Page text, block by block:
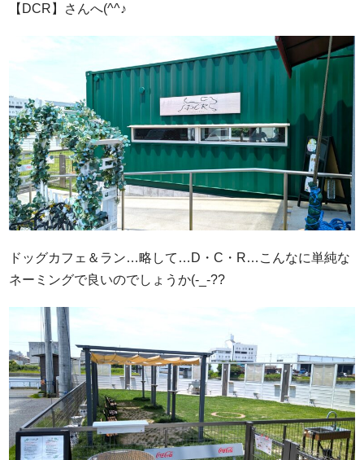
【DCR】さんへ(^^♪
ドッグカフェ＆ラン…略して…D・C・R…こんなに単純な
ネーミングで良いのでしょうか(-_-??